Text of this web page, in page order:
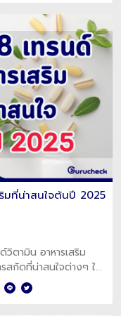
มที่น่าสนใจต้นปี 2025
ตามิน อาหารเสริม
สกัดที่น่าสนใจต่างๆ ใน